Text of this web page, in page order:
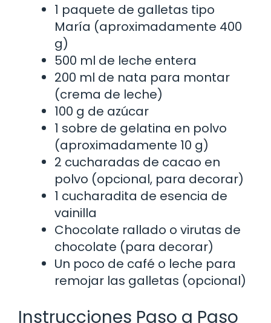
1 paquete de galletas tipo
María (aproximadamente 400
g)
500 ml de leche entera
200 ml de nata para montar
(crema de leche)
100 g de azúcar
1 sobre de gelatina en polvo
(aproximadamente 10 g)
2 cucharadas de cacao en
polvo (opcional, para decorar)
1 cucharadita de esencia de
vainilla
Chocolate rallado o virutas de
chocolate (para decorar)
Un poco de café o leche para
remojar las galletas (opcional)
Instrucciones Paso a Paso